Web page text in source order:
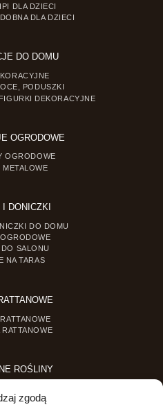
zgodą
DLA DZIECI
DLA DZIECI
DO DOMU
PODUSZKI
DEKORACYJNE
OGRODOWE
OGRODOWE
METALOWE
I DONICZKI
DO DOMU
SALONU
NA TARAS
RATTANOWE
ROŚLINY
DONICZKOWE